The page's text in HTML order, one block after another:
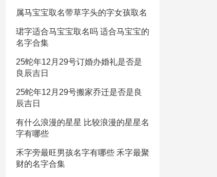
属马宝宝取名带草字头的字女孩取名
珺字适合马宝宝取名吗 适合马宝宝的
名字合集
25蛇年12月29号订婚办婚礼是否是
良辰吉日
25蛇年12月29号搬家乔迁是否是良
辰吉日
有什么浪漫的星星 比较浪漫的星星名
字有哪些
禾字旁最旺男孩名字有哪些 禾字最聚
财的名字合集